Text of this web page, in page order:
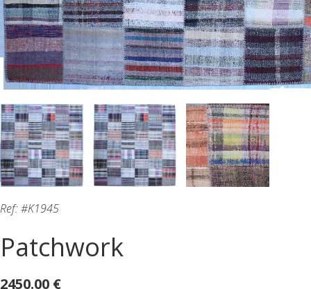
Ref: #K1945
Patchwork
2450.00 €